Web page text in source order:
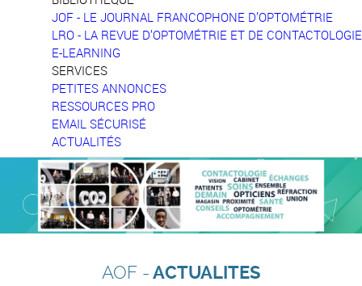
JOF - LE JOURNAL FRANCOPHONE D’OPTOMÉTRIE
LRO - LA REVUE D’OPTOMÉTRIE ET DE CONTACTOLOGIE
E-LEARNING
SERVICES
PETITES ANNONCES
RESSOURCES PRO
EMAIL SÉCURISÉ
ACTUALITÉS
AOF -ACTUALITES